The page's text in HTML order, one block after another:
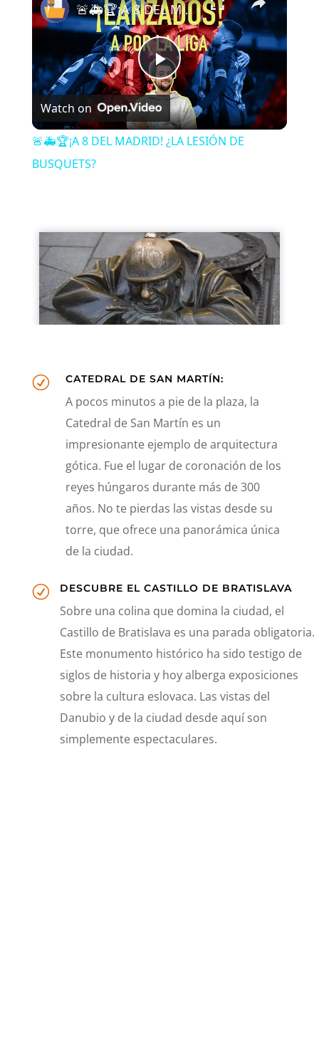
P
l
V
i
e
o
🚨🚑🏆¡A 8 DEL MADRID! ¿LA LESIÓN DE BUSQUETS?
Watch on
🚨🚑🏆¡A 8 DEL MADRID! ¿LA LESIÓN DE
BUSQUETS?
R CATEDRAL DE SAN MARTÍN:
A pocos minutos a pie de la plaza, la
Catedral de San Martín es un
impresionante ejemplo de arquitectura
gótica. Fue el lugar de coronación de los
reyes húngaros durante más de 300
años. No te pierdas las vistas desde su
torre, que ofrece una panorámica única
de la ciudad.
R DESCUBRE EL CASTILLO DE BRATISLAVA
Sobre una colina que domina la ciudad, el
Castillo de Bratislava es una parada obligatoria.
Este monumento histórico ha sido testigo de
siglos de historia y hoy alberga exposiciones
sobre la cultura eslovaca. Las vistas del
Danubio y de la ciudad desde aquí son
simplemente espectaculares.